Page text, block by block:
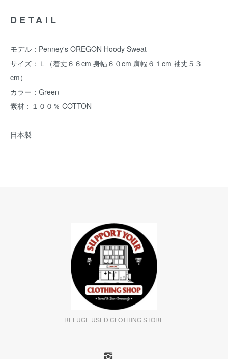
DETAIL
モデル：Penney's OREGON Hoody Sweat
サイズ：Ｌ（着丈６６cm 身幅６０cm 肩幅６１cm 袖丈５３
cm）
カラー：Green
素材：１００％ COTTON
日本製
REFUGE USED CLOTHING STORE